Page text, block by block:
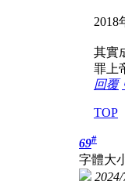
2018
其實
罪上
回覆
TOP
69#
字體大